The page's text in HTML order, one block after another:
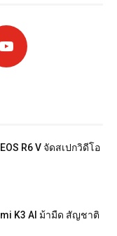
R6 V จัดสเปกวิดีโอ
K3 AI ม้ามืด สัญชาติ